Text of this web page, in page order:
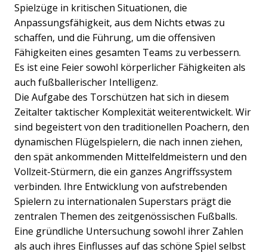
Spielzüge in kritischen Situationen, die
Anpassungsfähigkeit, aus dem Nichts etwas zu
schaffen, und die Führung, um die offensiven
Fähigkeiten eines gesamten Teams zu verbessern.
Es ist eine Feier sowohl körperlicher Fähigkeiten als
auch fußballerischer Intelligenz.
Die Aufgabe des Torschützen hat sich in diesem
Zeitalter taktischer Komplexität weiterentwickelt. Wir
sind begeistert von den traditionellen Poachern, den
dynamischen Flügelspielern, die nach innen ziehen,
den spät ankommenden Mittelfeldmeistern und den
Vollzeit-Stürmern, die ein ganzes Angriffssystem
verbinden. Ihre Entwicklung von aufstrebenden
Spielern zu internationalen Superstars prägt die
zentralen Themen des zeitgenössischen Fußballs.
Eine gründliche Untersuchung sowohl ihrer Zahlen
als auch ihres Einflusses auf das schöne Spiel selbst